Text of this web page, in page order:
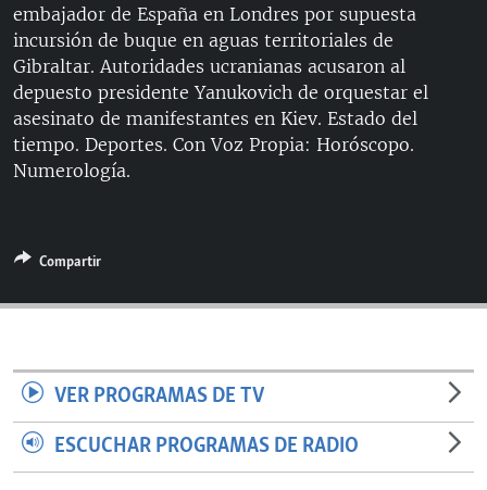
embajador de España en Londres por supuesta
incursión de buque en aguas territoriales de
Gibraltar. Autoridades ucranianas acusaron al
depuesto presidente Yanukovich de orquestar el
asesinato de manifestantes en Kiev. Estado del
tiempo. Deportes. Con Voz Propia: Horóscopo.
Numerología. ​
Compartir
VER PROGRAMAS DE TV
ESCUCHAR PROGRAMAS DE RADIO